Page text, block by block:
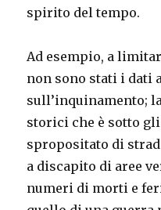
spirito del tempo.
Ad esempio, a
non sono stati i dati
sull’inquinamento;
storici che è sotto
spropositato di
a discapito di aree
numeri di morti e